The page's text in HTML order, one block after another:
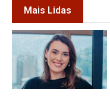
Mais Lidas